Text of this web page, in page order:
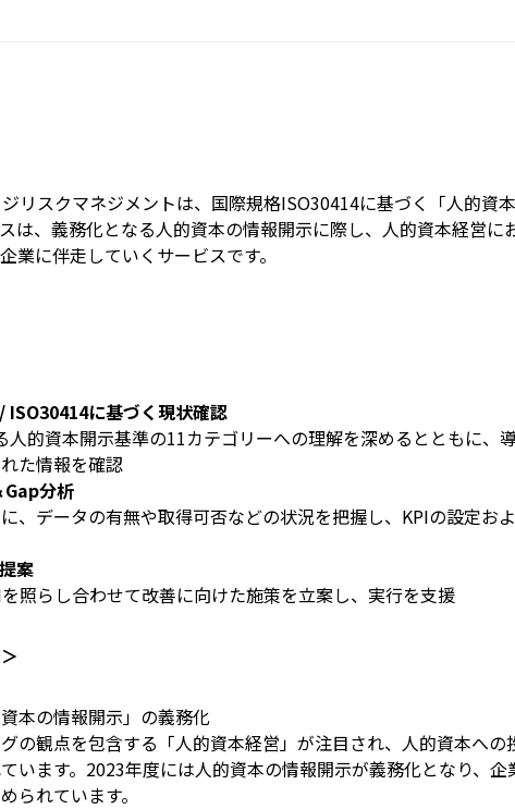
リスクマネジメントは、国際規格ISO30414に基づく「人的資
は、義務化となる人的資本の情報開示に際し、人的資本経営に
業に伴走していくサービスです。
ISO30414に基づく現状確認
人的資本開示基準の11カテゴリーへの理解を深めるとともに、
た情報を確認
分析
、データの有無や取得可否などの状況を把握し、KPIの設定お
案
照らし合わせて改善に向けた施策を立案し、実行を支援
本の情報開示」の義務化
の観点を包含する「人的資本経営」が注目され、人的資本へ
います。2023年度には人的資本の情報開示が義務化となり、
られています。